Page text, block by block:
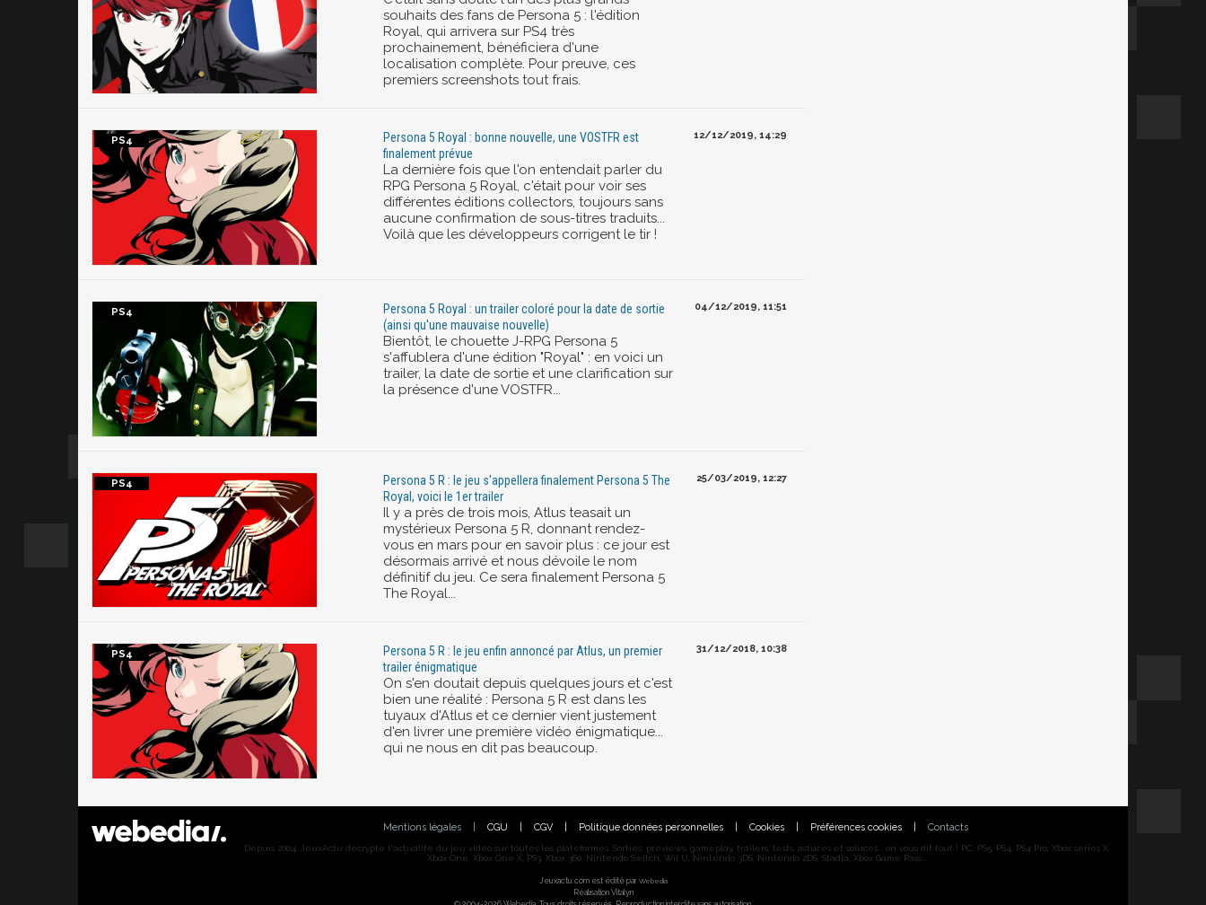
souhaits des fans de Persona 5 : l'édition
Royal, qui arrivera sur PS4 très
prochainement, bénéficiera d'une
localisation complète. Pour preuve, ces
premiers screenshots tout frais.
Persona 5 Royal : bonne nouvelle, une VOSTFR est
finalement prévue
La dernière fois que l'on entendait parler du
RPG Persona 5 Royal, c'était pour voir ses
différentes éditions collectors, toujours sans
aucune confirmation de sous-titres traduits...
Voilà que les développeurs corrigent le tir !
12/12/2019, 14:29
Persona 5 Royal : un trailer coloré pour la date de sortie
(ainsi qu'une mauvaise nouvelle)
Bientôt, le chouette J-RPG Persona 5
s'affublera d'une édition "Royal" : en voici un
trailer, la date de sortie et une clarification sur
la présence d'une VOSTFR...
04/12/2019, 11:51
Persona 5 R : le jeu s'appellera finalement Persona 5 The
Royal, voici le 1er trailer
Il y a près de trois mois, Atlus teasait un
mystérieux Persona 5 R, donnant rendez-
vous en mars pour en savoir plus : ce jour est
désormais arrivé et nous dévoile le nom
définitif du jeu. Ce sera finalement Persona 5
The Royal...
25/03/2019, 12:27
Persona 5 R : le jeu enfin annoncé par Atlus, un premier
trailer énigmatique
On s'en doutait depuis quelques jours et c'est
bien une réalité : Persona 5 R est dans les
tuyaux d'Atlus et ce dernier vient justement
d'en livrer une première vidéo énigmatique...
qui ne nous en dit pas beaucoup.
31/12/2018, 10:38
Mentions légales CGU CGV Politique données personnelles Cookies Préférences cookies Contacts
Depuis 2004, JeuxActu décrypte l'actualité du jeu vidéo sur toutes les plateformes. Sorties, previews, gameplay, trailers, tests, astuces et soluces... on vous dit tout ! PC, PS5, PS4, PS4 Pro, Xbox series X,
Xbox One, Xbox One X, PS3, Xbox 360, Nintendo Switch, Wii U, Nintendo 3DS, Nintendo 2DS, Stadia, Xbox Game Pass...
Jeuxactu.com est édité par Webedia
Réalisation Vitalyn